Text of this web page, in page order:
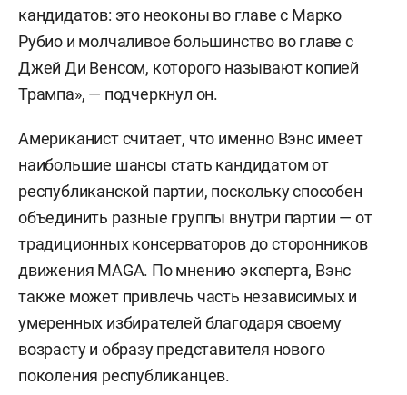
кандидатов: это неоконы во главе с Марко
Рубио и молчаливое большинство во главе с
Джей Ди Венсом, которого называют копией
Трампа», — подчеркнул он.
Американист считает, что именно Вэнс имеет
наибольшие шансы стать кандидатом от
республиканской партии, поскольку способен
объединить разные группы внутри партии — от
традиционных консерваторов до сторонников
движения MAGA. По мнению эксперта, Вэнс
также может привлечь часть независимых и
умеренных избирателей благодаря своему
возрасту и образу представителя нового
поколения республиканцев.